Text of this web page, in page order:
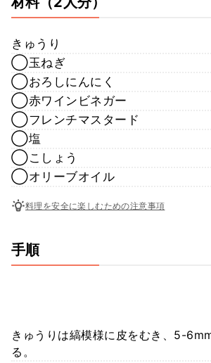
きゅうり
◯玉ねぎ
◯おろしにんにく
◯赤ワインビネガー
◯フレンチマスタード
◯塩
◯こしょう
◯オリーブオイル
料理を安全に楽しむための注意事項
手順
きゅうりは縞模様に皮をむき、5-
る。